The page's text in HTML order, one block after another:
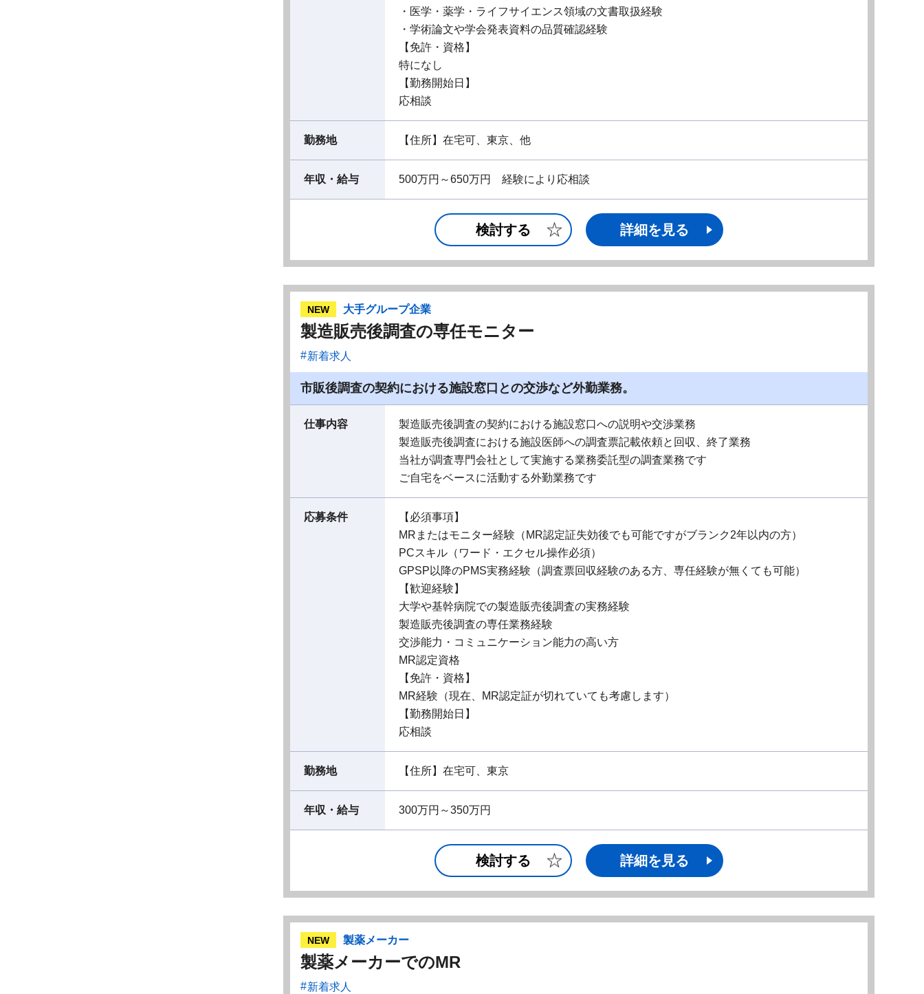
・医学・薬学・ライフサイエンス領域の文書取扱経験
・学術論文や学会発表資料の品質確認経験
【免許・資格】
特になし
【勤務開始日】
応相談
勤務地 【住所】在宅可、東京、他
年収・給与 500万円～650万円 経験により応相談
検討する 詳細を見る
NEW 大手グループ企業
製造販売後調査の専任モニター
新着求人
市販後調査の契約における施設窓口との交渉など外勤業務。
仕事内容
製造販売後調査の契約における施設窓口への説明や交渉業務
製造販売後調査における施設医師への調査票記載依頼と回収、終了業務
当社が調査専門会社として実施する業務委託型の調査業務です
ご自宅をベースに活動する外勤業務です
応募条件
【必須事項】
MRまたはモニター経験（MR認定証失効後でも可能ですがブランク2年以内の方）
PCスキル（ワード・エクセル操作必須）
GPSP以降のPMS実務経験（調査票回収経験のある方、専任経験が無くても可能）
【歓迎経験】
大学や基幹病院での製造販売後調査の実務経験
製造販売後調査の専任業務経験
交渉能力・コミュニケーション能力の高い方
MR認定資格
【免許・資格】
MR経験（現在、MR認定証が切れていても考慮します）
【勤務開始日】
応相談
勤務地 【住所】在宅可、東京
年収・給与 300万円～350万円
検討する 詳細を見る
NEW 製薬メーカー
製薬メーカーでのMR
新着求人